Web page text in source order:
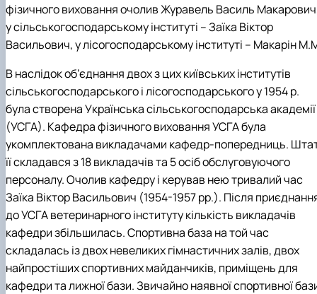
фізичного виховання очолив Журавель Василь
у сільськогосподарському інституті – Заїка Віктор
Васильович, у лісогосподарському інституті – Макарін
В наслідок об’єднання двох з цих київських інститутів
сільськогосподарського і лісогосподарського у 1954 р.
була створена Українська сільськогосподарська академії
(УСГА). Кафедра фізичного виховання УСГА була
укомплектована викладачами кафедр-попередниць.
її складався з 18 викладачів та 5 осіб обслуговуючого
персоналу. Очолив кафедру і керував нею тривалий час
Заїка Віктор Васильович (1954-1957 рр.). Після
до УСГА ветеринарного інституту кількість викладачів
кафедри збільшилась. Спортивна база на той час
складалась із двох невеликих гімнастичних залів, двох
найпростіших спортивних майданчиків, приміщень для
кафедри та лижної бази. Звичайно наявної спортивної